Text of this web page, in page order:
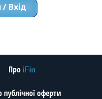
/ Вхід
Про iFin
публічної оферти